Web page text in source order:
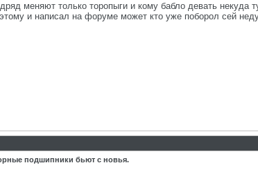
меняют только торопыги и кому бабло девать некуда
и написал на форуме может кто уже поборол сей
подшипники бьют с новья.